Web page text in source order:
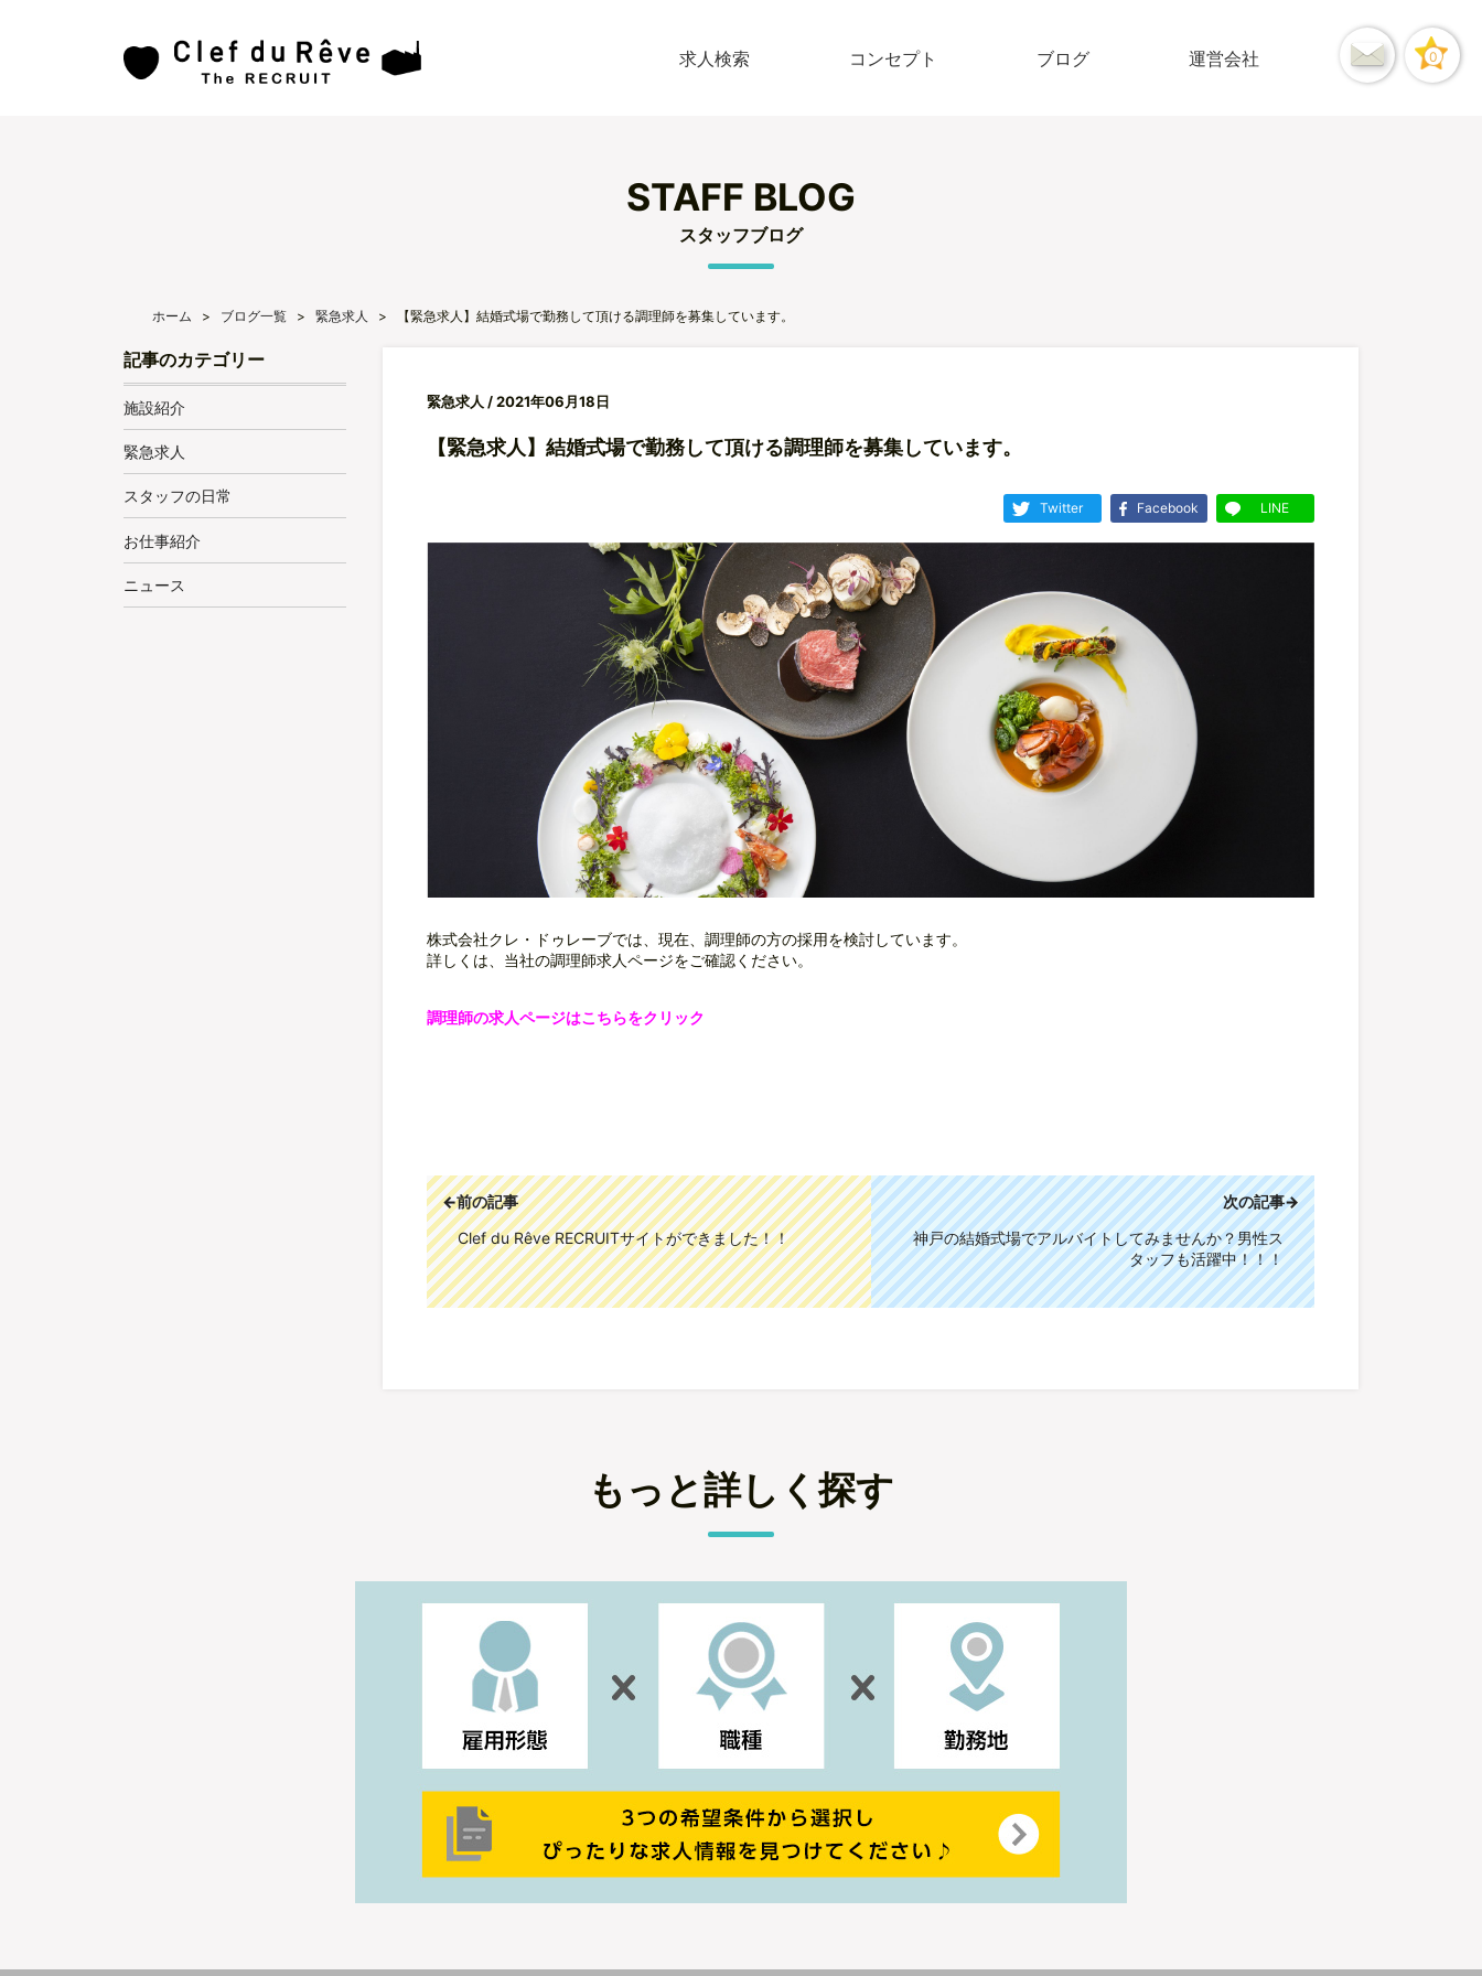
求人検索 コンセプト ブログ 運営会社 0
STAFF BLOG
スタッフブログ
ホーム > ブログ一覧 > 緊急求人 > 【緊急求人】結婚式場で勤務して頂ける調理師を募集しています。
緊急求人 / 2021年06月18日
【緊急求人】結婚式場で勤務して頂ける調理師を募集しています。
Twitter Facebook LINE
株式会社クレ・ドゥレーブでは、現在、調理師の方の採用を検討しています。
詳しくは、当社の調理師求人ページをご確認ください。
調理師の求人ページはこちらをクリック
←前の記事
Clef du Rêve RECRUITサイトができました！！
次の記事→
神戸の結婚式場でアルバイトしてみませんか？男性ス
タッフも活躍中！！！
記事のカテゴリー
施設紹介
緊急求人
スタッフの日常
お仕事紹介
ニュース
もっと詳しく探す